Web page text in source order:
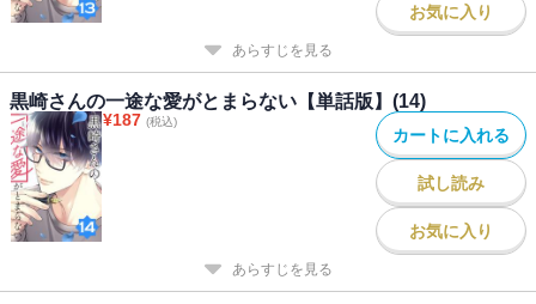
お気に入り
あらすじを見る
黒崎さんの一途な愛がとまらない【単話版】(14)
¥187 (税込)
カートに入れる
試し読み
お気に入り
あらすじを見る